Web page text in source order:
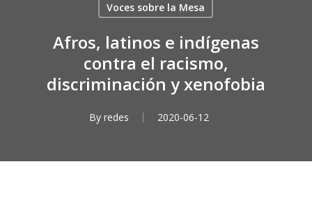
Voces sobre la Mesa
Afros, latinos e indígenas
contra el racismo,
discriminación y xenofobia
By redes 2020-06-12